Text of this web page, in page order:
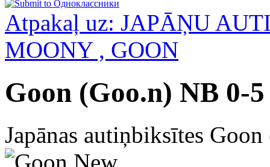
Atpakaļ uz: JAPĀŅU
MOONY , GOON
Goon (Goo.n) NB 0-
Japānas autiņbiksītes